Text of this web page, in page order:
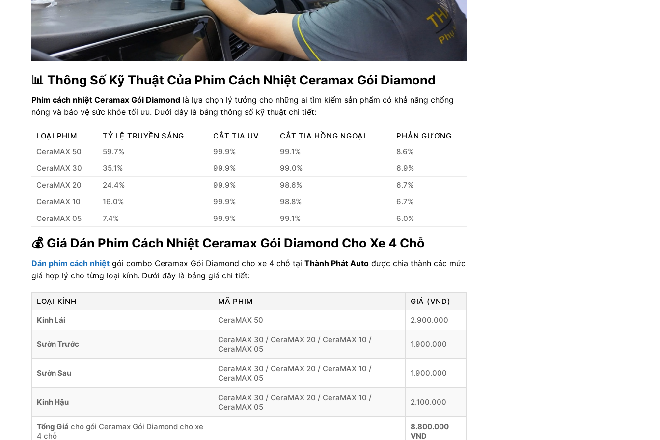
📊 Thông Số Kỹ Thuật Của Phim Cách Nhiệt Ceramax Gói Diamond
Phim cách nhiệt Ceramax Gói Diamondlà lựa chọn lý tưởng cho những ai tìm kiếm sản phẩm có khả năng chống
nóng và bảo vệ sức khỏe tối ưu. Dưới đây là bảng thông số kỹ thuật chi tiết:
LOẠI PHIM TỶ LỆ TRUYỀN SÁNG CẮT TIA UV CẮT TIA HỒNG NGOẠI
PHẢN GƯƠNG
CeraMAX 50
59.7% 99.9% 99.1%
8.6%
CeraMAX 30
35.1% 99.9% 99.0%
6.9%
CeraMAX 20
24.4% 99.9% 98.6%
6.7%
CeraMAX 10
16.0% 99.9% 98.8%
6.7%
CeraMAX 05
7.4% 99.9% 99.1% 6.0%
💰 Giá Dán Phim Cách Nhiệt Ceramax Gói Diamond Cho Xe 4 Chỗ
Dán phim cách nhiệtgói combo Ceramax Gói Diamond cho xe 4 chỗ tại Thành Phát Autođược chia thành các mức
giá hợp lý cho từng loại kính. Dưới đây là bảng giá chi tiết:
LOẠI KÍNH MÃ PHIM
GIÁ (VND)
Kính Lái
CeraMAX 50 2.900.000
Sườn Trước
CeraMAX 30 / CeraMAX 20 / CeraMAX 10 /
CeraMAX 05
1.900.000
Sườn Sau
CeraMAX 30 / CeraMAX 20 / CeraMAX 10 /
CeraMAX 05
1.900.000
Kính Hậu
CeraMAX 30 / CeraMAX 20 / CeraMAX 10 /
CeraMAX 05
2.100.000
Tổng Giá cho gói Ceramax Gói Diamond cho xe
4 chỗ
8.800.000
VND